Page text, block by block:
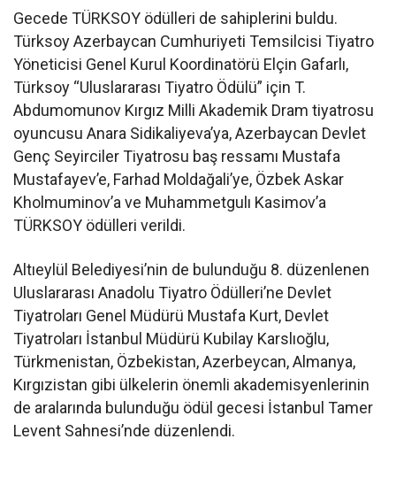
Gecede TÜRKSOY ödülleri de sahiplerini buldu.
Türksoy Azerbaycan Cumhuriyeti Temsilcisi Tiyatro
Yöneticisi Genel Kurul Koordinatörü Elçin Gafarlı,
Türksoy “Uluslararası Tiyatro Ödülü” için T.
Abdumomunov Kırgız Milli Akademik Dram tiyatrosu
oyuncusu Anara Sidikaliyeva’ya, Azerbaycan Devlet
Genç Seyirciler Tiyatrosu baş ressamı Mustafa
Mustafayev’e, Farhad Moldağali’ye, Özbek Askar
Kholmuminov’a ve Muhammetgulı Kasimov’a
TÜRKSOY ödülleri verildi.
Altıeylül Belediyesi’nin de bulunduğu 8. düzenlenen
Uluslararası Anadolu Tiyatro Ödülleri’ne Devlet
Tiyatroları Genel Müdürü Mustafa Kurt, Devlet
Tiyatroları İstanbul Müdürü Kubilay Karslıoğlu,
Türkmenistan, Özbekistan, Azerbeycan, Almanya,
Kırgızistan gibi ülkelerin önemli akademisyenlerinin
de aralarında bulunduğu ödül gecesi İstanbul Tamer
Levent Sahnesi’nde düzenlendi.